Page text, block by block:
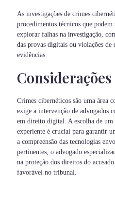
As investigações de crimes
procedimentos técnicos que
explorar falhas na investigação,
das provas digitais ou violações de
evidências.
Crimes cibernéticos são uma área
exige a intervenção de advogados
em direito digital. A escolha de
experiente é crucial para garantir
a compreensão das tecnologias
pertinentes, o advogado
na proteção dos direitos do
favorável no tribunal.